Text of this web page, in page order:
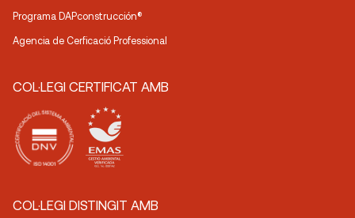
Programa DAPconstrucción®
Agencia de Cerficació Professional
COL·LEGI CERTIFICAT AMB
COL·LEGI DISTINGIT AMB